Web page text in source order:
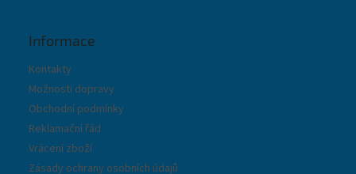
Informace
Kontakty
Možnosti dopravy
Obchodní podmínky
Reklamační řád
Vrácení zboží
Zásady ochrany osobních údajů